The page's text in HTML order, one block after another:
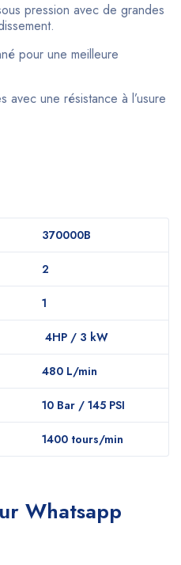
pression avec de grandes
pour une meilleure
avec une résistance à l’usure
370000B
2
1
4HP / 3 kW
480 L/min
10 Bar / 145 PSI
1400 tours/min
Whatsapp